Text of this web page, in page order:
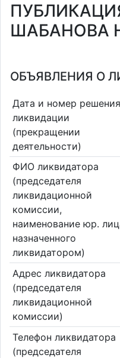
ШАБАНОВА
ОБЪЯВЛЕНИЯ О
Дата и номер
ликвидации
(прекращении
деятельности)
ФИО ликвидатора
(председателя
ликвидационной
комиссии,
наименование юр.
назначенного
ликвидатором)
Адрес ликвидатора
(председателя
ликвидационной
комиссии)
Телефон ликвидатора
(председателя